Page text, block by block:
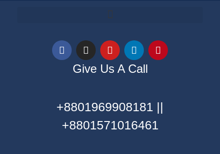
Give Us A Call
+8801969908181 ||
+8801571016461